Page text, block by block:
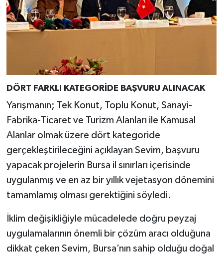
DÖRT FARKLI KATEGORİDE BAŞVURU ALINACAK
Yarışmanın; Tek Konut, Toplu Konut, Sanayi-
Fabrika-Ticaret ve Turizm Alanları ile Kamusal
Alanlar olmak üzere dört kategoride
gerçekleştirileceğini açıklayan Sevim, başvuru
yapacak projelerin Bursa il sınırları içerisinde
uygulanmış ve en az bir yıllık vejetasyon dönemini
tamamlamış olması gerektiğini söyledi.
İklim değişikliğiyle mücadelede doğru peyzaj
uygulamalarının önemli bir çözüm aracı olduğuna
dikkat çeken Sevim, Bursa’nın sahip olduğu doğal